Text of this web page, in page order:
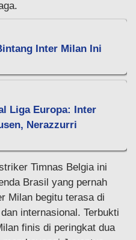
Inter Milan Ini
Liga Europa: Inter
Nerazzurri
Timnas Belgia ini
Brasil yang pernah
Milan begitu terasa di
internasional. Terbukti
finis di peringkat dua